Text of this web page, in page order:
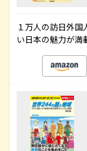
１万人の訪日外
い日本の魅力が満